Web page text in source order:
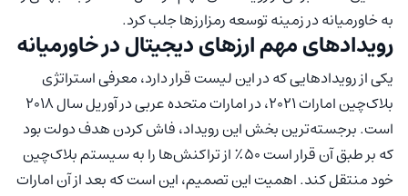
به خاورمیانه در زمینه توسعه رمزارزها جلب کرد.
رویدادهای مهم ارزهای دیجیتال در خاورمیانه
یکی از رویدادهایی که در این لیست قرار دارد، معرفی استراتژی
بلاک‌چین امارات ۲۰۲۱، در امارات متحده عربی در آوریل سال ۲۰۱۸
است. برجسته‌ترین بخش این رویداد، فاش کردن هدف دولت بود
که بر طبق آن قرار است ۵۰٪ از تراکنش‌ها را به سیستم بلاک‌چین
خود منتقل کند. اهمیت این تصمیم، این است که بعد از آن امارات